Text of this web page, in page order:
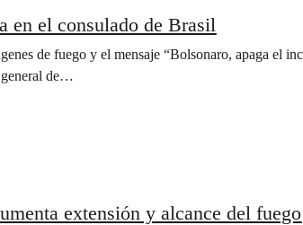
en el consulado de Brasil
de fuego y el mensaje “Bolsonaro, apaga el
general de…
extensión y alcance del fuego